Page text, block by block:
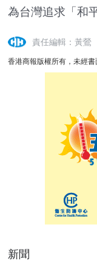
為台灣追求「和
責任編輯：黃鶯
香港商報版權所有，未經書
新聞